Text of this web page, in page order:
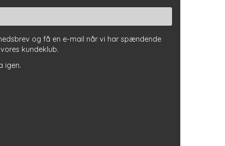
og få en e-mail når vi har spændende
kundeklub.
igen.